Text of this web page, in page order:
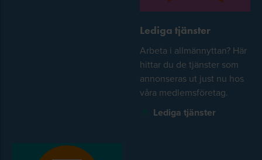
Lediga tjänster
Arbeta i allmännyttan? Här
hittar du de tjänster som
annonseras ut just nu hos
våra medlemsföretag.
Lediga tjänster